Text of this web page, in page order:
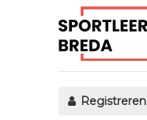
Registreren